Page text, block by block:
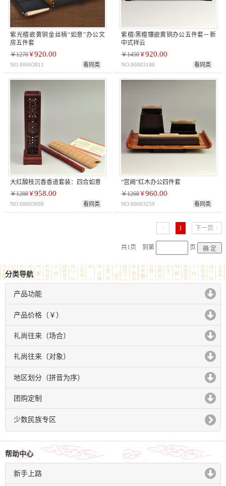
紫光檀嵌黄铜金丝楠“如意”办公文
房五件套
￥1270￥920.00
NO.00003811 看同类
紫檀/黑檀镶嵌黄铜办公五件套－新
中式祥云
￥1450￥920.00
NO.00003180 看同类
大红酸枝沉香香道套装：四合如意
￥1288￥958.00
NO.00003098 看同类
“宫阙”红木办公四件套
￥1268￥960.00
NO.00003259 看同类
1 下一页
共1页 到第 页
分类导航
产品功能
click to expand contents
产品价格（￥）
click to expand contents
礼尚往来（场合）
click to expand contents
礼尚往来（对象）
click to expand contents
地区划分（拼音为序）
click to expand contents
团购定制
click to expand contents
少数民族专区
帮助中心
新手上路
click to expand contents